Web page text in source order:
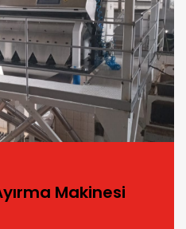
Makinesi